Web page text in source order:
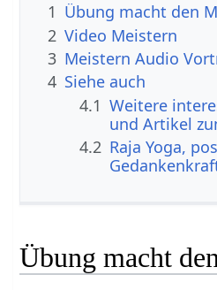
1 Übung macht den
2 Video Meistern
3 Meistern Audio
4 Siehe auch
4.1 Weitere
und Artikel
4.2 Raja Yoga,
Übung macht